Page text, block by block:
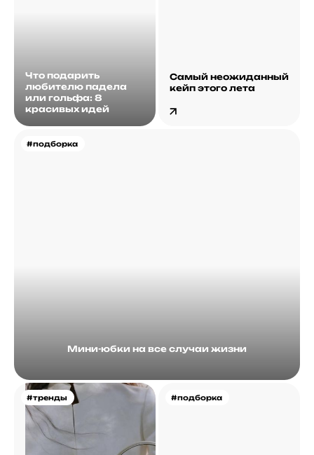
Что подарить
любителю падела
или гольфа: 8
красивых идей
#подборка
Мини-юбки на все случаи жизни
Самый неожиданный
кейп этого лета
#тренды #подборка